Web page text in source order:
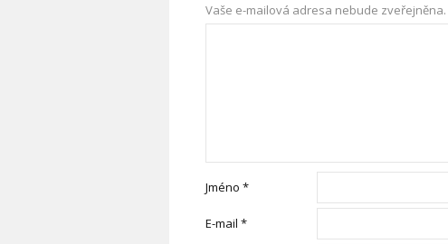
Vaše e-mailová adresa nebude zveřejněna.
Jméno *
E-mail *